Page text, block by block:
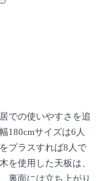
での使いやすさを追
180cmサイズは6人
プラスすれば8人で
を使用した天板は、
裏面には立ち上がり